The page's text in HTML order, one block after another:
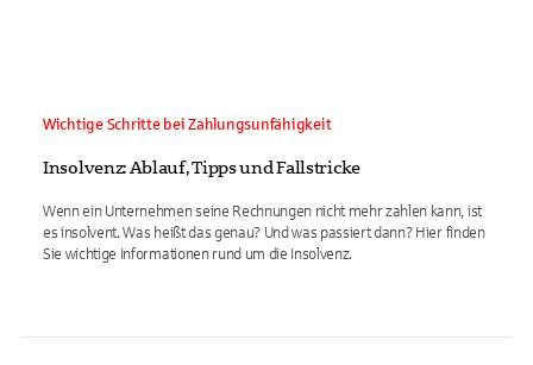
Wichtige Schritte bei Zahlungsunfähigkeit
Insolvenz: Ablauf, Tipps und Fallstricke
Wenn ein Unternehmen seine Rechnungen nicht mehr zahlen kann, ist
es insolvent. Was heißt das genau? Und was passiert dann? Hier finden
Sie wichtige Informationen rund um die Insolvenz.